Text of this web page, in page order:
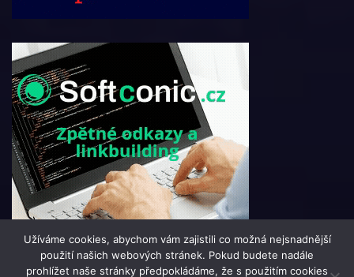
Užíváme cookies, abychom vám zajistili co možná nejsnadnější
použití našich webových stránek. Pokud budete nadále
prohlížet naše stránky předpokládáme, že s použitím cookies